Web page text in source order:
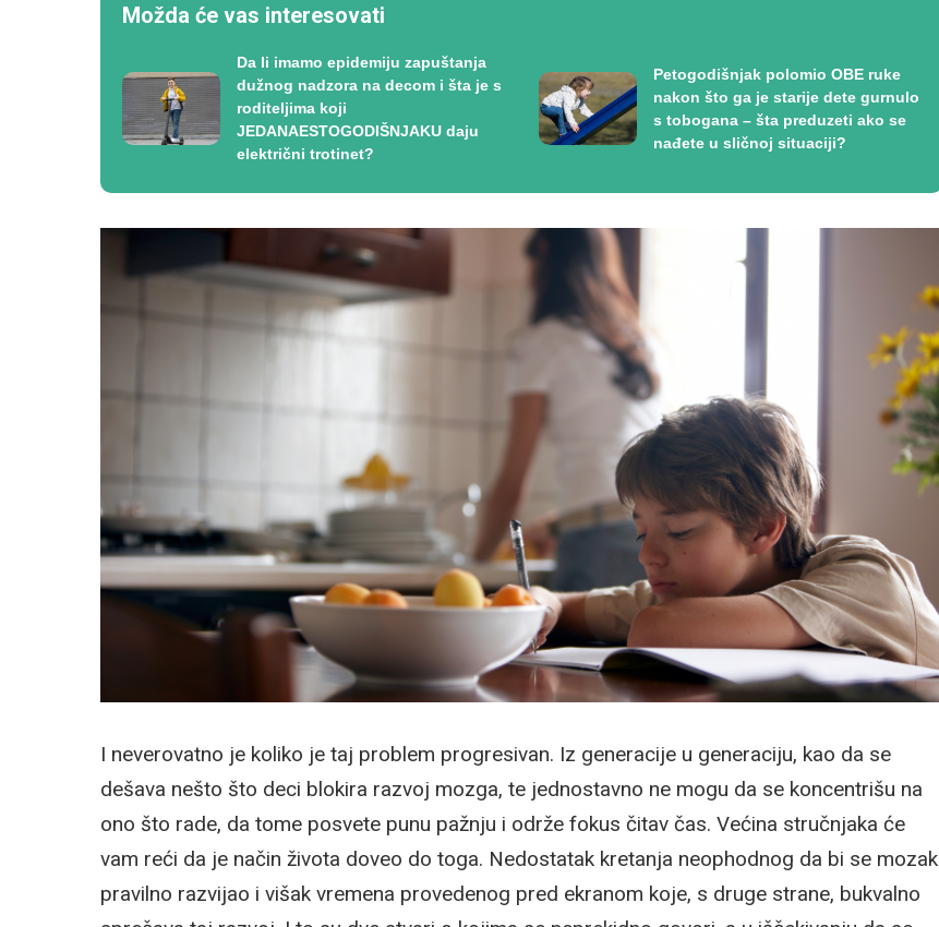
Možda će vas interesovati
Da li imamo epidemiju zapuštanja
dužnog nadzora na decom i šta je s
roditeljima koji
JEDANAESTOGODIŠNJAKU daju
električni trotinet?
Petogodišnjak polomio OBE ruke
nakon što ga je starije dete gurnulo
s tobogana – šta preduzeti ako se
nađete u sličnoj situaciji?
I neverovatno je koliko je taj problem progresivan. Iz generacije u generaciju, kao da se
dešava nešto što deci blokira razvoj mozga, te jednostavno ne mogu da se koncentrišu na
ono što rade, da tome posvete punu pažnju i održe fokus čitav čas. Većina stručnjaka će
vam reći da je način života doveo do toga. Nedostatak kretanja neophodnog da bi se mozak
pravilno razvijao i višak vremena provedenog pred ekranom koje, s druge strane, bukvalno